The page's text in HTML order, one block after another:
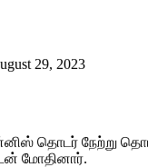
29, 2023
தொடர் நேற்று
மோதினார்.